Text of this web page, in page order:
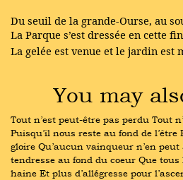
Du seuil de la grande-Ourse, au
La Parque s’est dressée en cette
La gelée est venue et le jardin est
You may
Tout n’est peut-être pas perdu Tout
Puisqu’il nous reste au fond de l’être
gloire Qu’aucun vainqueur n’en
tendresse au fond du coeur Que
haine Et plus d’allégresse pour